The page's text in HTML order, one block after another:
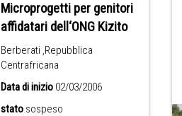
Microprogetti per genitori
affidatari dell‘ONG Kizito
Berberati ,Repubblica
Centrafricana
Data di inizio02/03/2006
stato sospeso